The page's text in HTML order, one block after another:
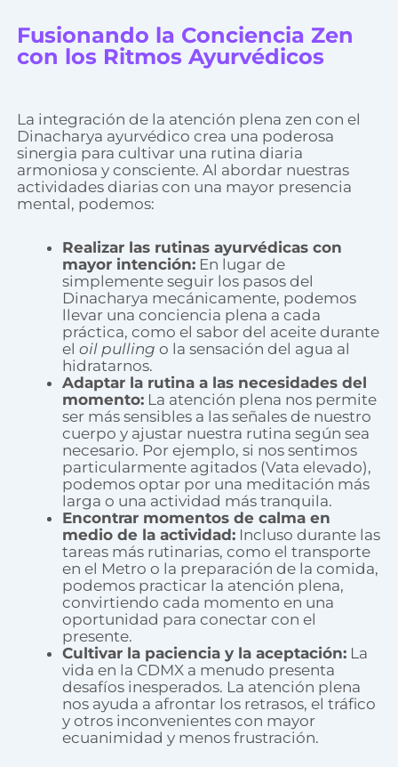
Fusionando la Conciencia Zen
con los Ritmos Ayurvédicos
La integración de la atención plena zen con el
Dinacharya ayurvédico crea una poderosa
sinergia para cultivar una rutina diaria
armoniosa y consciente. Al abordar nuestras
actividades diarias con una mayor presencia
mental, podemos:
Realizar las rutinas ayurvédicas con
mayor intención: En lugar de
simplemente seguir los pasos del
Dinacharya mecánicamente, podemos
llevar una conciencia plena a cada
práctica, como el sabor del aceite durante
eloil pulling o la sensación del agua al
hidratarnos.
Adaptar la rutina a las necesidades del
momento: La atención plena nos permite
ser más sensibles a las señales de nuestro
cuerpo y ajustar nuestra rutina según sea
necesario. Por ejemplo, si nos sentimos
particularmente agitados (Vata elevado),
podemos optar por una meditación más
larga o una actividad más tranquila.
Encontrar momentos de calma en
medio de la actividad: Incluso durante las
tareas más rutinarias, como el transporte
en el Metro o la preparación de la comida,
podemos practicar la atención plena,
convirtiendo cada momento en una
oportunidad para conectar con el
presente.
Cultivar la paciencia y la aceptación: La
vida en la CDMX a menudo presenta
desafíos inesperados. La atención plena
nos ayuda a afrontar los retrasos, el tráfico
y otros inconvenientes con mayor
ecuanimidad y menos frustración.